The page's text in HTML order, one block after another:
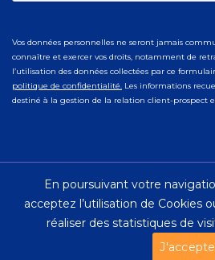
Vos données personnelles ne seront jamais
connaître et exercer vos droits, notamment de
l’utilisation des données collectées par ce
politique de confidentialité. Les informations
destiné à la gestion de la relation client-prospect
© 2023 Ad Naturam | Mentions
En poursuivant votre
acceptez l’utilisation de Cookies
réaliser des statistiques de
J'accepte